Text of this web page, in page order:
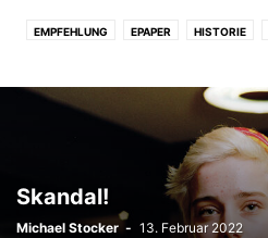
EMPFEHLUNG EPAPER HISTORIE
Skandal!
Michael Stocker - 13. Februar 2022